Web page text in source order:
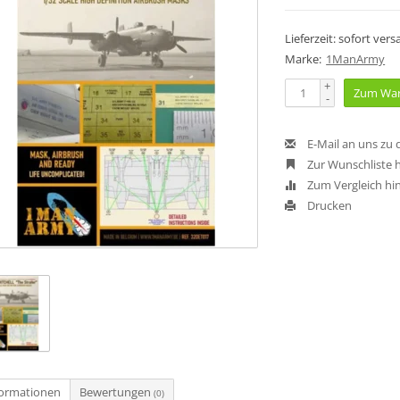
Lieferzeit: sofort
Marke: 1ManArmy
+
- Zum
E-Mail an uns
Zur Wunschliste
Zum Vergleich
Drucken
Bewertungen (0)